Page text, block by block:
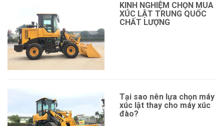
KINH NGHIỆM CHỌN MUA
XÚC LẬT TRUNG QUỐC
CHẤT LƯỢNG
Tại sao nên lựa chọn máy
xúc lật thay cho máy xúc
đào?